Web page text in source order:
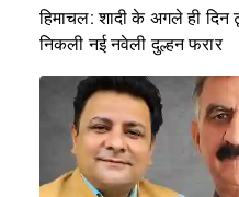
हिमाचल: शादी के अगले ही दिन
निकली नई नवेली दुल्हन फरार